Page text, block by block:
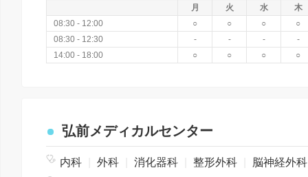
月 火 水
木
08:30 - 12:00
○ ○ ○
○
08:30 - 12:30
- - -
-
14:00 - 18:00
○ ○ ○ ○
弘前メディカルセンター
内科 外科 消化器科 整形外科
脳神経外